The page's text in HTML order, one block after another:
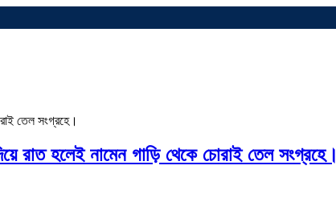
রাত হলেই নামেন গাড়ি থেকে চোরাই তেল সংগ্রহে।